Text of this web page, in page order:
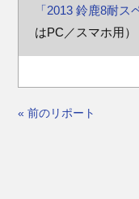
「2013 鈴鹿8耐
はPC／スマホ用）
« 前のリポート